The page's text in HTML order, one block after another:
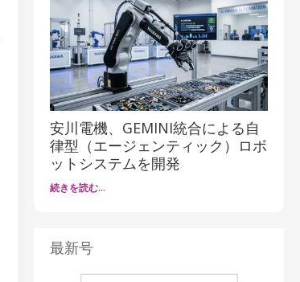
安川電機、GEMINI統合による自
律型（エージェンティック）ロボ
ットシステムを開発
続きを読む…
最新号